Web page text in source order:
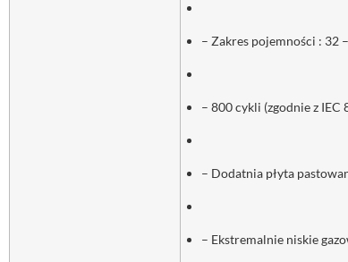
– Zakres pojemności : 32
– 800 cykli (zgodnie z IEC
– Dodatnia płyta
– Ekstremalnie niskie